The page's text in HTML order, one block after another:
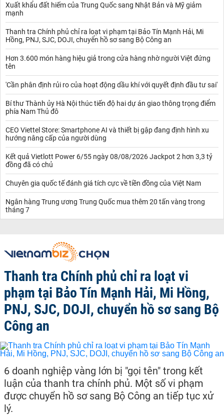
Xuất khẩu đất hiếm của Trung Quốc sang Nhật Bản và Mỹ giảm
mạnh
Thanh tra Chính phủ chỉ ra loạt vi phạm tại Bảo Tín Mạnh Hải, Mi
Hồng, PNJ, SJC, DOJI, chuyển hồ sơ sang Bộ Công an
Hơn 3.600 món hàng hiệu giả trong cửa hàng nhờ người Việt đứng
tên
'Cần phân định rủi ro của hoạt động dầu khí với quyết định đầu tư sai'
Bí thư Thành ủy Hà Nội thúc tiến độ hai dự án giao thông trọng điểm
phía Nam Thủ đô
CEO Viettel Store: Smartphone AI và thiết bị gập đang định hình xu
hướng nâng cấp của người dùng
Kết quả Vietlott Power 6/55 ngày 08/08/2026 Jackpot 2 hơn 3,3 tỷ
đồng đã có chủ
Chuyên gia quốc tế đánh giá tích cực về tiền đồng của Việt Nam
Ngân hàng Trung ương Trung Quốc mua thêm 20 tấn vàng trong
tháng 7
Thanh tra Chính phủ chỉ ra loạt vi
phạm tại Bảo Tín Mạnh Hải, Mi Hồng,
PNJ, SJC, DOJI, chuyển hồ sơ sang Bộ
Công an
6 doanh nghiệp vàng lớn bị "gọi tên" trong kết
luận của thanh tra chính phủ. Một số vi phạm
được chuyển hồ sơ sang Bộ Công an tiếp tục xử
lý.